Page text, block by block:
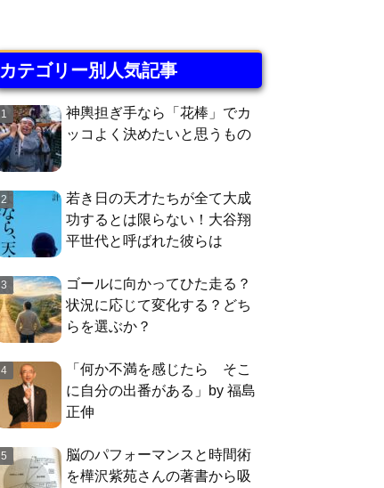
カテゴリー別人気記事
神輿担ぎ手なら「花棒」でカ
ッコよく決めたいと思うもの
若き日の天才たちが全て大成
功するとは限らない！大谷翔
平世代と呼ばれた彼らは
ゴールに向かってひた走る？
状況に応じて変化する？どち
らを選ぶか？
「何か不満を感じたら そこ
に自分の出番がある」by 福島
正伸
脳のパフォーマンスと時間術
を樺沢紫苑さんの著書から吸